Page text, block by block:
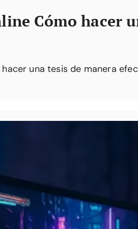
Cómo hacer
una tesis de manera